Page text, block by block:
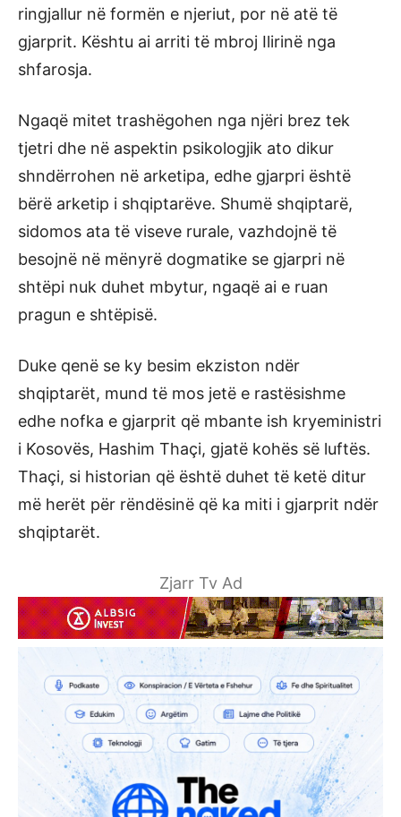
ringjallur në formën e njeriut, por në atë të
gjarprit. Kështu ai arriti të mbroj Ilirinë nga
shfarosja.
Ngaqë mitet trashëgohen nga njëri brez tek
tjetri dhe në aspektin psikologjik ato dikur
shndërrohen në arketipa, edhe gjarpri është
bërë arketip i shqiptarëve. Shumë shqiptarë,
sidomos ata të viseve rurale, vazhdojnë të
besojnë në mënyrë dogmatike se gjarpri në
shtëpi nuk duhet mbytur, ngaqë ai e ruan
pragun e shtëpisë.
Duke qenë se ky besim ekziston ndër
shqiptarët, mund të mos jetë e rastësishme
edhe nofka e gjarprit që mbante ish kryeministri
i Kosovës, Hashim Thaçi, gjatë kohës së luftës.
Thaçi, si historian që është duhet të ketë ditur
më herët për rëndësinë që ka miti i gjarprit ndër
shqiptarët.
Zjarr Tv Ad